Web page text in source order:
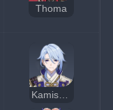
Thoma